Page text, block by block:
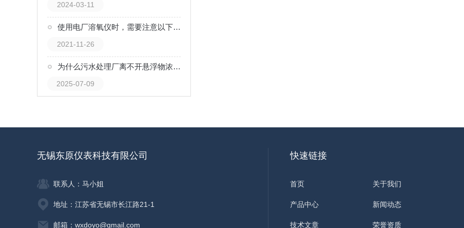
2024-03-11
使用电厂溶氧仪时，需要注意以下几点
2021-11-26
为什么污水处理厂离不开悬浮物浓度计？
2025-07-09
无锡东原仪表科技有限公司
联系人：马小姐
地址：江苏省无锡市长江路21-1
邮箱：wxdoyo@gmail.com
快速链接
首页 关于我们
产品中心 新闻动态
技术文章 荣誉资质